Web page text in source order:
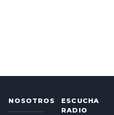
NOSOTROS
ESCUCHA
RADIO